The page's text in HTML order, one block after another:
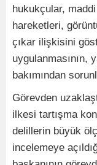
hukukçular,
hareketleri,
çıkar ilişkisini
uygulanmasının,
bakımından
Görevden
ilkesi tartışma
delillerin büyük
incelemeye